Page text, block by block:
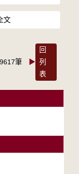
文
筆 ▶
回
列
表